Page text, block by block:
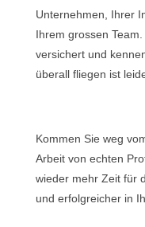
Unternehmen, Ihrer
Ihrem grossen
versichert und
überall fliegen ist
Kommen Sie weg
Arbeit von echten
wieder mehr Zeit für
und erfolgreicher in